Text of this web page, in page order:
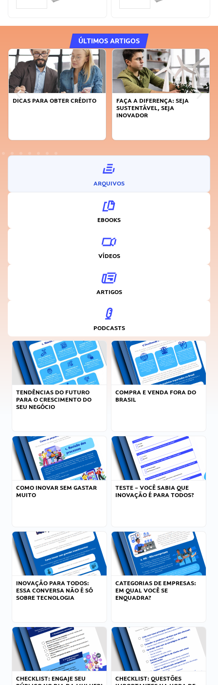
ÚLTIMOS ARTIGOS
DICAS PARA OBTER CRÉDITO
FAÇA A DIFERENÇA: SEJA
SUSTENTÁVEL, SEJA
INOVADOR
ARQUIVOS
EBOOKS
VÍDEOS
ARTIGOS
PODCASTS
TENDÊNCIAS DO FUTURO
PARA O CRESCIMENTO DO
SEU NEGÓCIO
COMPRA E VENDA FORA DO
BRASIL
COMO INOVAR SEM GASTAR
MUITO
TESTE – VOCÊ SABIA QUE
INOVAÇÃO É PARA TODOS?
INOVAÇÃO PARA TODOS:
ESSA CONVERSA NÃO É SÓ
SOBRE TECNOLOGIA
CATEGORIAS DE EMPRESAS:
EM QUAL VOCÊ SE
ENQUADRA?
CHECKLIST: ENGAJE SEU
CHECKLIST: QUESTÕES